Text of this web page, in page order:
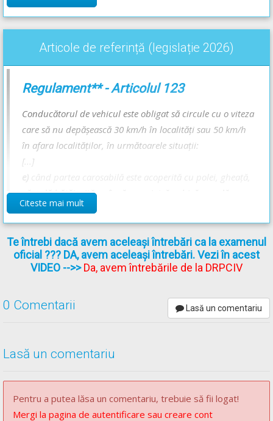
Recomandări:
Vitezele maxime admise și cazuri de reducere a vitezei - Lecție
Articole de referință (legislație 2026)
Regulament** - Articolul 123
Conducătorul de vehicul este obligat să circule cu o viteza
care să nu depăşească 30 km/h în localităţi sau 50 km/h
în afara localităţilor, în următoarele situaţii:
[...]
zăpadă bătătorită, mâzgă sau piatră cubică umedă;
[...]
** Regulament =REGULAMENT de aplicare a OUG 195/2002
actualizat (Regulamentul codului rutier)
Citeste mai mult
Te întrebi dacă avem aceleași întrebări ca la examenul
oficial ??? DA, avem aceleași întrebări. Vezi în acest
VIDEO -->>Da, avem întrebările de la DRPCIV
0 Comentarii Lasă un comentariu
Lasă un comentariu
Pentru a putea lăsa un comentariu, trebuie să fii logat!
Mergi la pagina de autentificare sau creare cont